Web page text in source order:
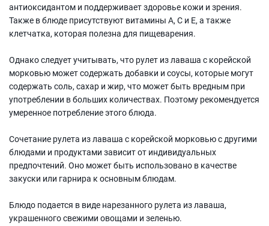
антиоксидантом и поддерживает здоровье кожи и зрения.
Также в блюде присутствуют витамины А, С и Е, а также
клетчатка, которая полезна для пищеварения.
Однако следует учитывать, что рулет из лаваша с корейской
морковью может содержать добавки и соусы, которые могут
содержать соль, сахар и жир, что может быть вредным при
употреблении в больших количествах. Поэтому рекомендуется
умеренное потребление этого блюда.
Сочетание рулета из лаваша с корейской морковью с другими
блюдами и продуктами зависит от индивидуальных
предпочтений. Оно может быть использовано в качестве
закуски или гарнира к основным блюдам.
Блюдо подается в виде нарезанного рулета из лаваша,
украшенного свежими овощами и зеленью.